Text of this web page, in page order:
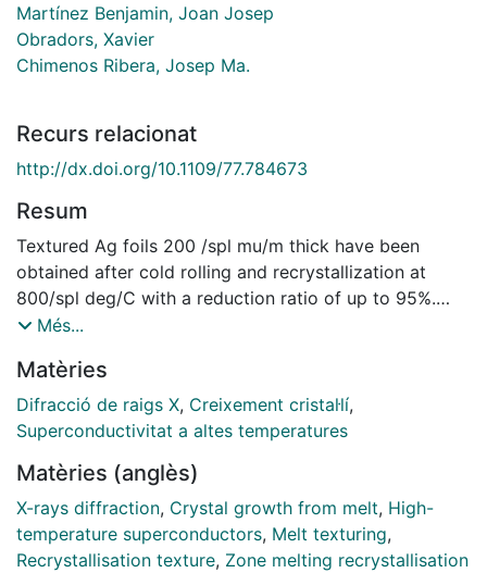
Martínez Benjamin, Joan Josep
Obradors, Xavier
Chimenos Ribera, Josep Ma.
Recurs relacionat
http://dx.doi.org/10.1109/77.784673
Resum
Textured Ag foils 200 /spl mu/m thick have been
obtained after cold rolling and recrystallization at
800/spl deg/C with a reduction ratio of up to 95%.
Subsequently, a thick layer of YBa/sub 2/Cu/sub
screen printing, A directional solidification process
under a temperature gradient with displacement
velocity between 1 mm/h and 10 mm/h has been
superconducting layer. This last treatment has been
performed at low P(O/sub 2/) atmosphere and at
maximum temperatures below 945/spl deg/C. The
texture of the layers has been studied by X-ray
Més...
Matèries
Difracció de raigs X, Creixement cristal·lí,
Superconductivitat a altes temperatures
Matèries (anglès)
X-rays diffraction, Crystal growth from melt, High-
temperature superconductors, Melt texturing,
Recrystallisation texture, Zone melting recrystallisation